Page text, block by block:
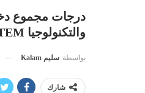
والتكنولوجيا STEM
بواسطة سليم Kalam
شارك